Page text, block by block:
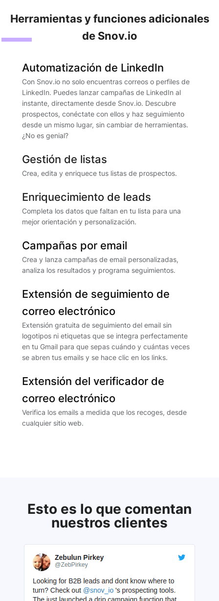
Herramientas y funciones adicionales
de Snov.io
Automatización de LinkedIn
Con Snov.io no solo encuentras correos o perfiles de
LinkedIn. Puedes lanzar campañas de LinkedIn al
instante, directamente desde Snov.io. Descubre
prospectos, conéctate con ellos y haz seguimiento
desde un mismo lugar, sin cambiar de herramientas.
¿No es genial?
Gestión de listas
Crea, edita y enriquece tus listas de prospectos.
Enriquecimiento de leads
Completa los datos que faltan en tu lista para una
mejor orientación y personalización.
Campañas por email
Crea y lanza campañas de email personalizadas,
analiza los resultados y programa seguimientos.
Extensión de seguimiento de
correo electrónico
Extensión gratuita de seguimiento del email sin
logotipos ni etiquetas que se integra perfectamente
en tu Gmail para que sepas cuándo y cuántas veces
se abren tus emails y se hace clic en los links.
Extensión del verificador de
correo electrónico
Verifica los emails a medida que los recoges, desde
cualquier sitio web.
Esto es lo que comentan
nuestros clientes